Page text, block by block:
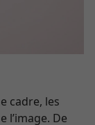
cadre, les
l’image. De